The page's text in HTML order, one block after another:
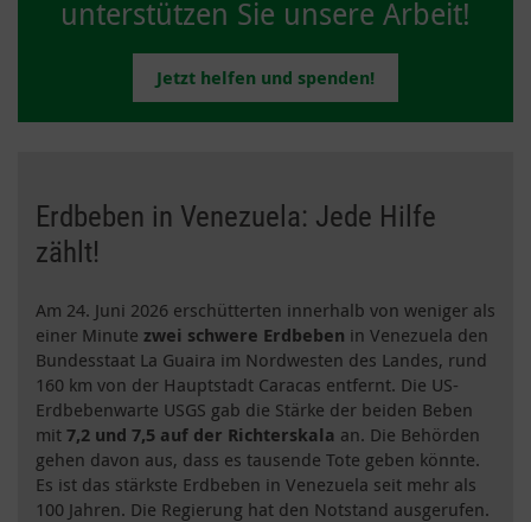
unterstützen Sie unsere Arbeit!
Jetzt helfen und spenden!
Erdbeben in Venezuela: Jede Hilfe
zählt!
Am 24. Juni 2026 erschütterten innerhalb von weniger als
einer Minute zwei schwere Erdbeben in Venezuela den
Bundesstaat La Guaira im Nordwesten des Landes, rund
160 km von der Hauptstadt Caracas entfernt. Die US-
Erdbebenwarte USGS gab die Stärke der beiden Beben
mit 7,2 und 7,5 auf der Richterskala an. Die Behörden
gehen davon aus, dass es tausende Tote geben könnte.
Es ist das stärkste Erdbeben in Venezuela seit mehr als
100 Jahren. Die Regierung hat den Notstand ausgerufen.